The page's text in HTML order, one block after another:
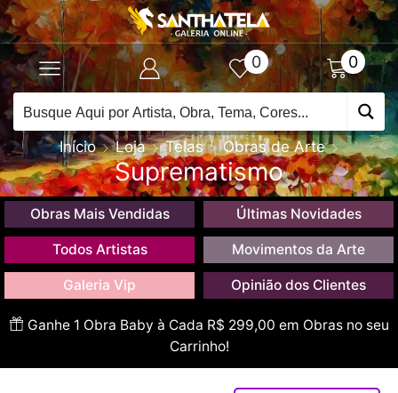
0 0
Início Loja Telas Obras de Arte
Suprematismo
Obras Mais Vendidas Últimas Novidades
Todos Artistas Movimentos da Arte
Galeria Vip Opinião dos Clientes
Ganhe 1 Obra Baby à Cada R$ 299,00 em Obras no seu
Carrinho!